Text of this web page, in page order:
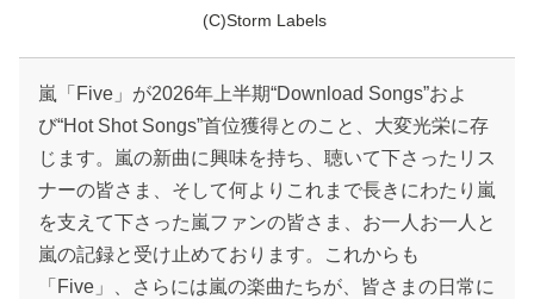
(C)Storm Labels
嵐「Five」が2026年上半期“Download Songs”およ
び“Hot Shot Songs”首位獲得とのこと、大変光栄に存
じます。嵐の新曲に興味を持ち、聴いて下さったリス
ナーの皆さま、そして何よりこれまで長きにわたり嵐
を支えて下さった嵐ファンの皆さま、お一人お一人と
嵐の記録と受け止めております。これからも
「Five」、さらには嵐の楽曲たちが、皆さまの日常に